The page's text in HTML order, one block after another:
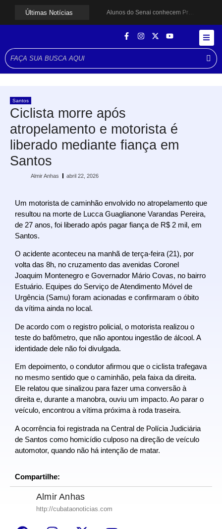
Últimas Notícias
Alunos do Senai conhecem Projeto Barco Escola em Cubatão
Cubatão orienta população sobre esquema vacinal contra sarampo e poliomielite
Santos
Ciclista morre após
atropelamento e motorista é
liberado mediante fiança em
Santos
Almir Anhas abril 22, 2026
Um motorista de caminhão envolvido no atropelamento que
resultou na morte de Lucca Guaglianone Varandas Pereira,
de 27 anos, foi liberado após pagar fiança de R$ 2 mil, em
Santos.
O acidente aconteceu na manhã de terça-feira (21), por
volta das 8h, no cruzamento das avenidas Coronel
Joaquim Montenegro e Governador Mário Covas, no bairro
Estuário. Equipes do Serviço de Atendimento Móvel de
Urgência (Samu) foram acionadas e confirmaram o óbito
da vítima ainda no local.
De acordo com o registro policial, o motorista realizou o
teste do bafômetro, que não apontou ingestão de álcool. A
identidade dele não foi divulgada.
Em depoimento, o condutor afirmou que o ciclista trafegava
no mesmo sentido que o caminhão, pela faixa da direita.
Ele relatou que sinalizou para fazer uma conversão à
direita e, durante a manobra, ouviu um impacto. Ao parar o
veículo, encontrou a vítima próxima à roda traseira.
A ocorrência foi registrada na Central de Polícia Judiciária
de Santos como homicídio culposo na direção de veículo
automotor, quando não há intenção de matar.
Compartilhe:
Almir Anhas
http://cubataonoticias.com